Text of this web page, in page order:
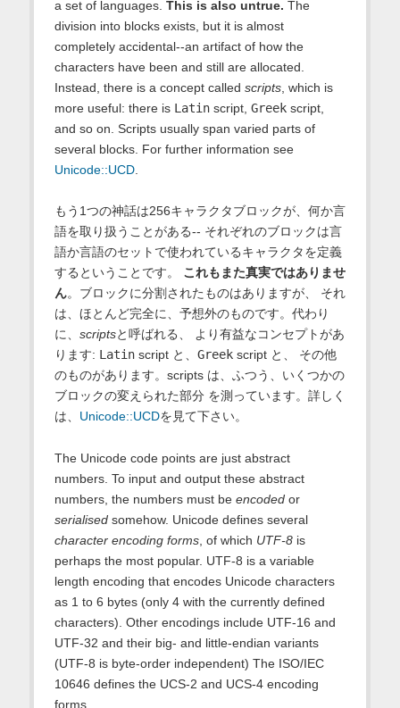
a set of languages. This is also untrue. The
division into blocks exists, but it is almost
completely accidental--an artifact of how the
characters have been and still are allocated.
Instead, there is a concept called scripts, which is
more useful: there is Latinscript, Greekscript,
and so on. Scripts usually span varied parts of
several blocks. For further information see
Unicode::UCD.
もう1つの神話は256キャラクタブロックが、何か言
語を取り扱うことがある-- それぞれのブロックは言
語か言語のセットで使われているキャラクタを定義
するということです。 これもまた真実ではありませ
ん。ブロックに分割されたものはありますが、 それ
は、ほとんど完全に、予想外のものです。代わり
に、 scriptsと呼ばれる、 より有益なコンセプトがあ
ります: Latinscript と、 Greekscript と、 その他
のものがあります。scripts は、ふつう、いくつかの
ブロックの変えられた部分 を測っています。詳しく
は、 Unicode::UCDを見て下さい。
The Unicode code points are just abstract
numbers. To input and output these abstract
numbers, the numbers must be encodedor
serialisedsomehow. Unicode defines several
character encoding forms, of which UTF-8is
perhaps the most popular. UTF-8 is a variable
length encoding that encodes Unicode characters
as 1 to 6 bytes (only 4 with the currently defined
characters). Other encodings include UTF-16 and
UTF-32 and their big- and little-endian variants
(UTF-8 is byte-order independent) The ISO/IEC
10646 defines the UCS-2 and UCS-4 encoding
forms.